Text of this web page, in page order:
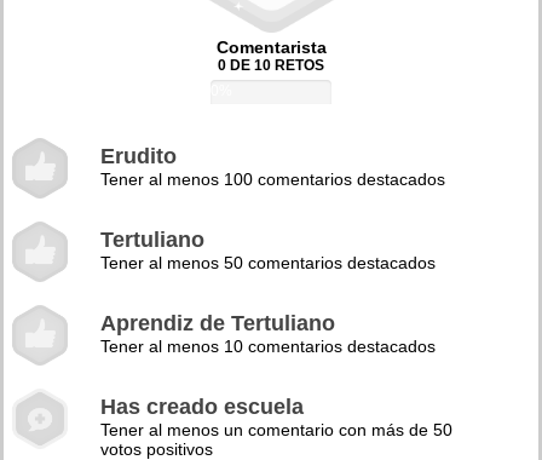
Comentarista
0 DE 10 RETOS
Erudito
Tener al menos 100 comentarios destacados
Tertuliano
Tener al menos 50 comentarios destacados
Aprendiz de Tertuliano
Tener al menos 10 comentarios destacados
Has creado escuela
Tener al menos un comentario con más de 50
votos positivos